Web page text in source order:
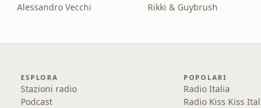
Alessandro Vecchi Rikki & Guybrush
ESPLORA
Stazioni radio
Podcast
POPOLARI
Radio Italia
Radio Kiss Kiss